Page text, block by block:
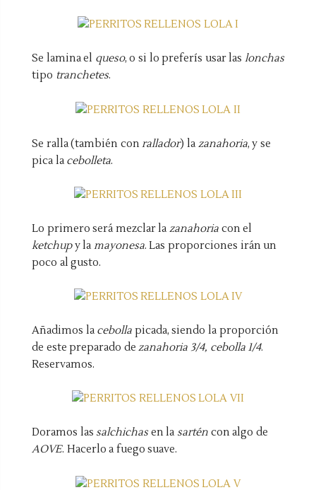
Se lamina el queso, o si lo preferís usar laslonchas
tipo tranchetes.
Se ralla (también conrallador) la zanahoria, y se
pica lacebolleta.
Lo primero será mezclar la zanahoria con el
ketchupy la mayonesa. Las proporciones irán un
poco al gusto.
Añadimos la cebolla picada, siendo la proporción
de este preparado dezanahoria 3/4, cebolla 1/4.
Reservamos.
Doramos las salchichasen la sartén con algo de
AOVE. Hacerlo a fuego suave.